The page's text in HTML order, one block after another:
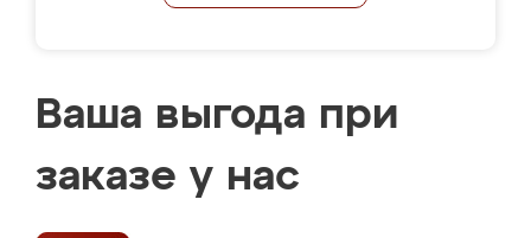
Ваша выгода при
заказе у нас